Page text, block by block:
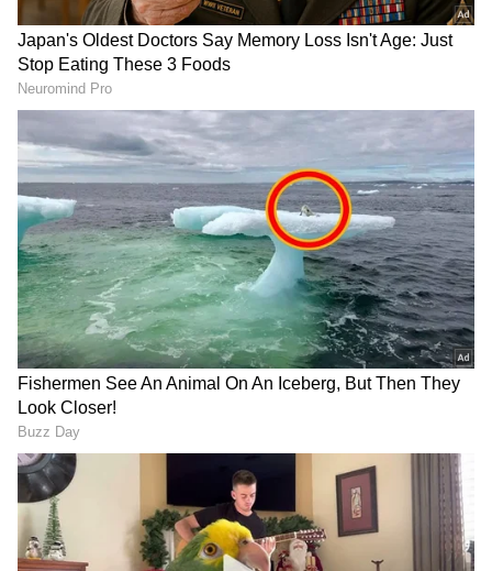
3
8